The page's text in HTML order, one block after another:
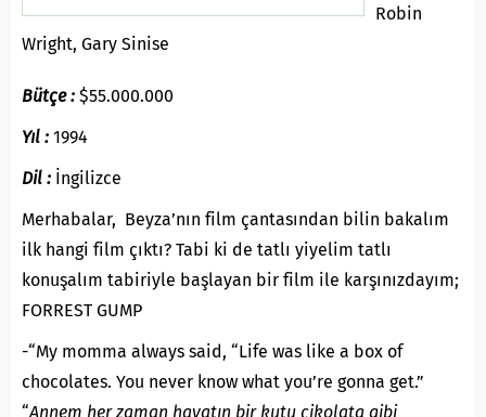
Robin
Wright, Gary Sinise
Bütçe : $55.000.000
Yıl : 1994
Dil : İngilizce
Merhabalar, Beyza’nın film çantasından bilin bakalım
ilk hangi film çıktı? Tabi ki de tatlı yiyelim tatlı
konuşalım tabiriyle başlayan bir film ile karşınızdayım;
FORREST GUMP
-“My momma always said, “Life was like a box of
chocolates. You never know what you’re gonna get.”
“Annem her zaman hayatın bir kutu çikolata gibi